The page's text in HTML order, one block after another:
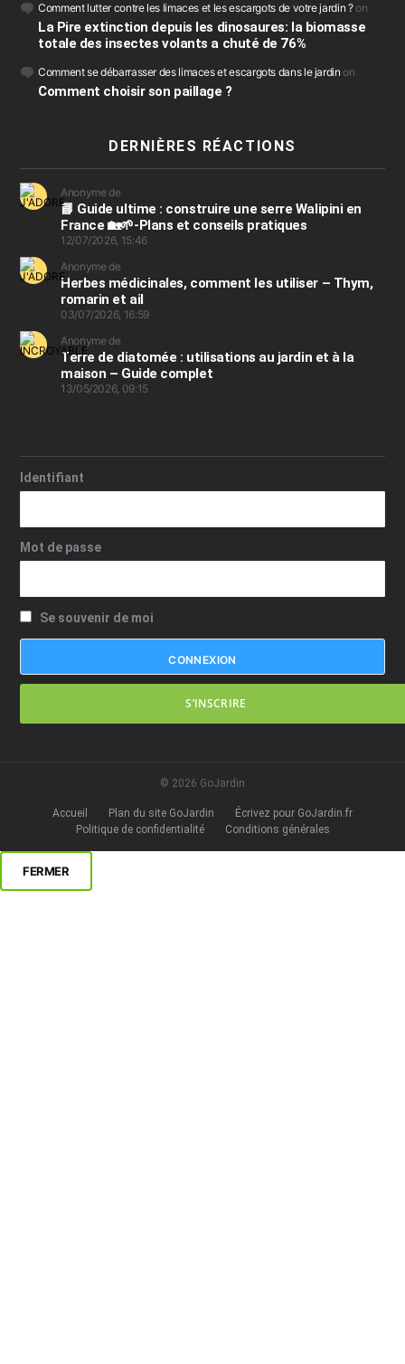
Comment lutter contre les limaces et les escargots de votre jardin ?on
La Pire extinction depuis les dinosaures: la biomasse
totale des insectes volants a chuté de 76%
Comment se débarrasser des limaces et escargots dans le jardin on
Comment choisir son paillage ?
DERNIÈRES RÉACTIONS
Anonyme de
📘 Guide ultime : construire une serre Walipini en
France 🏡🌱-Plans et conseils pratiques
12/07/2026, 15:46
Anonyme de
Herbes médicinales, comment les utiliser – Thym,
romarin et ail
03/07/2026, 16:59
Anonyme de
Terre de diatomée : utilisations au jardin et à la
maison – Guide complet
13/05/2026, 09:15
Identifiant
Mot de passe
Se souvenir de moi
S’INSCRIRE
© 2026 GoJardin
Accueil Plan du site GoJardin
Écrivez pour GoJardin.fr
Politique de confidentialité
Conditions générales
FERMER